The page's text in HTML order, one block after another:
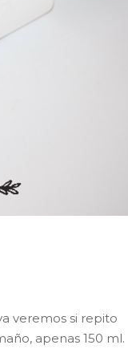
veremos si repito
apenas 150 ml.